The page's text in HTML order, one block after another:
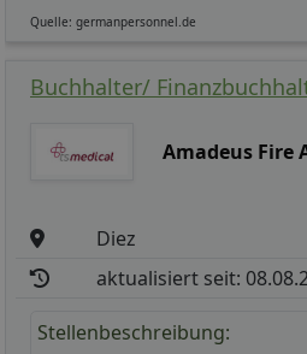
Quelle: germanpersonnel.de
Buchhalter/
Amadeus Fire
Diez
aktualisiert seit:
Stellenbeschreibung: